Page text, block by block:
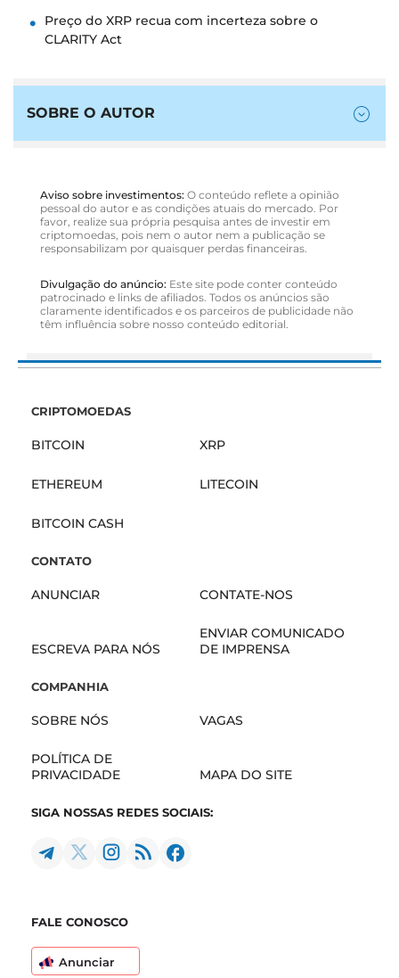
Preço do XRP recua com incerteza sobre o
CLARITY Act
SOBRE O AUTOR
Aviso sobre investimentos: O conteúdo reflete a opinião
pessoal do autor e as condições atuais do mercado. Por
favor, realize sua própria pesquisa antes de investir em
criptomoedas, pois nem o autor nem a publicação se
responsabilizam por quaisquer perdas financeiras.
Divulgação do anúncio: Este site pode conter conteúdo
patrocinado e links de afiliados. Todos os anúncios são
claramente identificados e os parceiros de publicidade não
têm influência sobre nosso conteúdo editorial.
CRIPTOMOEDAS
BITCOIN XRP
ETHEREUM LITECOIN
BITCOIN CASH
CONTATO
ANUNCIAR CONTATE-NOS
ESCREVA PARA NÓS
ENVIAR COMUNICADO
DE IMPRENSA
COMPANHIA
SOBRE NÓS VAGAS
POLÍTICA DE
PRIVACIDADE
MAPA DO SITE
SIGA NOSSAS REDES SOCIAIS:
FALE CONOSCO
Anunciar